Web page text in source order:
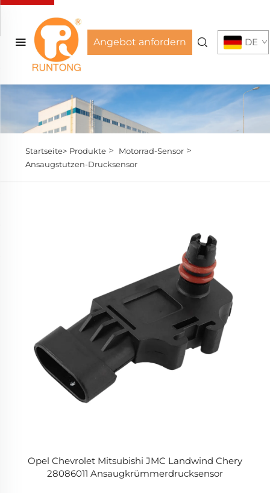
Angebot anfordern DE
Startseite> Produkte> Motorrad-Sensor>
Ansaugstutzen-Drucksensor
Opel Chevrolet Mitsubishi JMC Landwind Chery
28086011 Ansaugkrümmerdrucksensor